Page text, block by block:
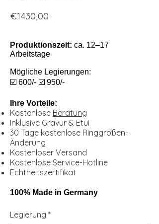
€1430,00
Produktionszeit: ca. 12–17
Arbeitstage
Mögliche Legierungen:
☑️ 600/- ☑️ 950/-
Ihre Vorteile:
Kostenlose Beratung
Inklusive Gravur & Etui
30 Tage kostenlose Ringgrößen-
Änderung
Kostenloser Versand
Kostenlose Service-Hotline
Echtheitszertifikat
100% Made in Germany
Legierung